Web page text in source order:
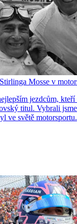
Mosse v
jezdcům,
titul. Vybrali
ve světě motorsportu.